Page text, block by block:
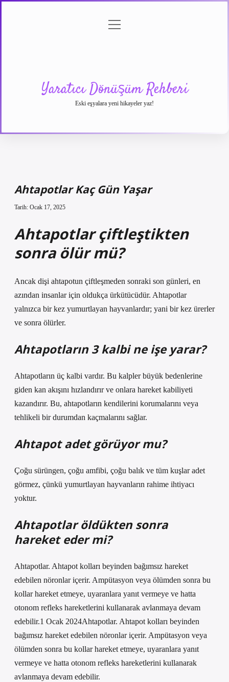
menüyü
Yaratıcı Dönüşüm Rehberi
Eski eşyalara yeni hikayeler yaz!
Ahtapotlar Kaç Gün Yaşar
Tarih: Ocak 17, 2025
Ahtapotlar çiftleştikten
sonra ölür mü?
Ancak dişi ahtapotun çiftleşmeden sonraki son günleri, en
azından insanlar için oldukça ürkütücüdür. Ahtapotlar
yalnızca bir kez yumurtlayan hayvanlardır; yani bir kez ürerler
ve sonra ölürler.
Ahtapotların 3 kalbi ne işe yarar?
Ahtapotların üç kalbi vardır. Bu kalpler büyük bedenlerine
giden kan akışını hızlandırır ve onlara hareket kabiliyeti
kazandırır. Bu, ahtapotların kendilerini korumalarını veya
tehlikeli bir durumdan kaçmalarını sağlar.
Ahtapot adet görüyor mu?
Çoğu sürüngen, çoğu amfibi, çoğu balık ve tüm kuşlar adet
görmez, çünkü yumurtlayan hayvanların rahime ihtiyacı
yoktur.
Ahtapotlar öldükten sonra
hareket eder mi?
Ahtapotlar. Ahtapot kolları beyinden bağımsız hareket
edebilen nöronlar içerir. Ampütasyon veya ölümden sonra bu
kollar hareket etmeye, uyaranlara yanıt vermeye ve hatta
otonom refleks hareketlerini kullanarak avlanmaya devam
edebilir.1 Ocak 2024Ahtapotlar. Ahtapot kolları beyinden
bağımsız hareket edebilen nöronlar içerir. Ampütasyon veya
ölümden sonra bu kollar hareket etmeye, uyaranlara yanıt
vermeye ve hatta otonom refleks hareketlerini kullanarak
avlanmaya devam edebilir.